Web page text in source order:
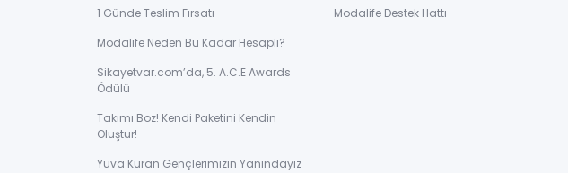
1 Günde Teslim Fırsatı
Modalife Neden Bu Kadar Hesaplı?
Sikayetvar.com’da, 5. A.C.E Awards
Ödülü
Takımı Boz! Kendi Paketini Kendin
Oluştur!
Yuva Kuran Gençlerimizin Yanındayız
Modalife Destek Hattı